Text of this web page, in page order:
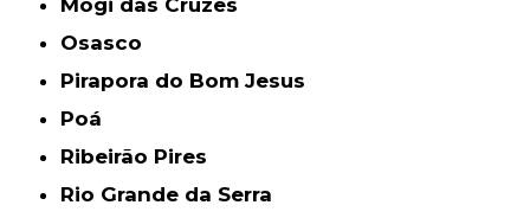
Mogi das Cruzes
Osasco
Pirapora do Bom Jesus
Poá
Ribeirão Pires
Rio Grande da Serra